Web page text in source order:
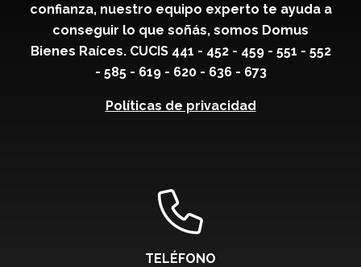
confianza, nuestro equipo experto te ayuda a
conseguir lo que soñás, somos Domus
Bienes Raíces. CUCIS 441 - 452 - 459 - 551 - 552
- 585 - 619 - 620 - 636 - 673
Políticas de privacidad
TELÉFONO